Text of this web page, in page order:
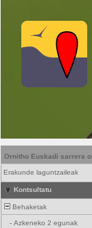
Ornitho Euskadi sarrera
Erakunde laguntzaileak
Kontsultatu
Behaketak
- Azkeneko 2 egunak